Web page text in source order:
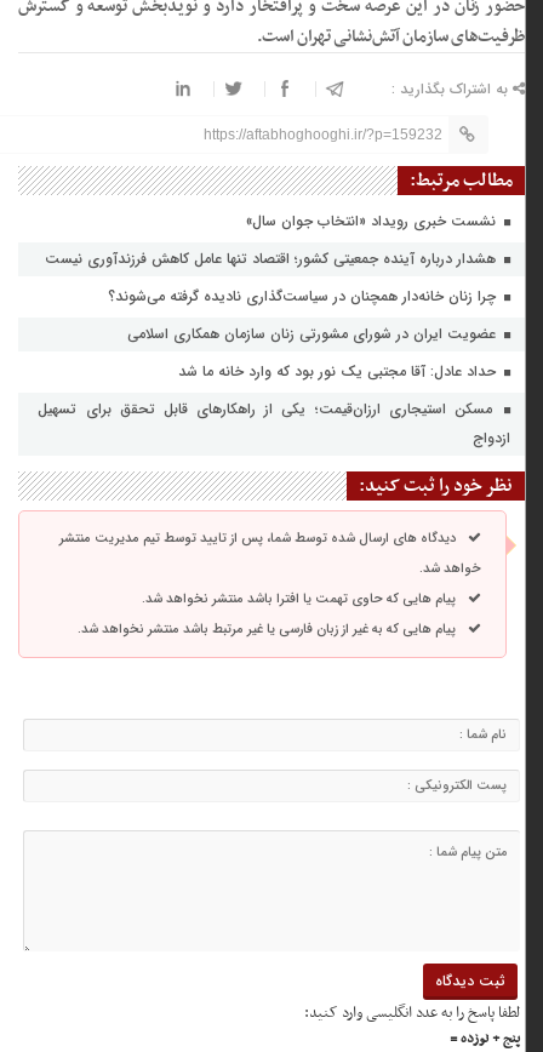
حضور زنان در این عرصه سخت و پرافتخار دارد و نویدبخش توسعه و گسترش
ظرفیت‌های سازمان آتش‌نشانی تهران است.
به اشتراک بگذارید :
https://aftabhoghooghi.ir/?p=159232
مطالب مرتبط:
نشست خبری رویداد «انتخاب جوان سال»
هشدار درباره آینده جمعیتی کشور؛ اقتصاد تنها عامل کاهش فرزندآوری نیست
چرا زنان خانه‌دار همچنان در سیاست‌گذاری نادیده گرفته می‌شوند؟
عضویت ایران در شورای مشورتی زنان سازمان همکاری اسلامی
حداد عادل: آقا مجتبی یک نور بود که وارد خانه ما شد
مسکن استیجاری ارزان‌قیمت؛ یکی از راهکارهای قابل تحقق برای تسهیل
ازدواج
نظر خود را ثبت کنید:
دیدگاه های ارسال شده توسط شما، پس از تایید توسط تیم مدیریت منتشر
خواهد شد.
پیام هایی که حاوی تهمت یا افترا باشد منتشر نخواهد شد.
پیام هایی که به غیر از زبان فارسی یا غیر مرتبط باشد منتشر نخواهد شد.
لطفا پاسخ را به عدد انگلیسی وارد کنید:
پنج + نوزده =